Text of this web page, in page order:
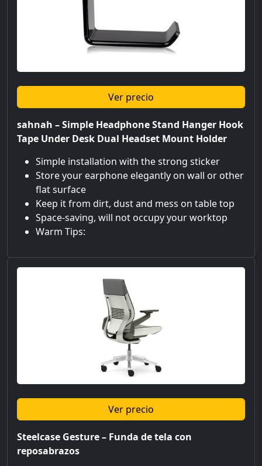
Ver precio
sahnah – Simple Headphone Stand Hanger Hook
Tape Under Desk Dual Headset Mount Holder
Simple installation with the strong sticker
Store your earphone elegantly on wall or other
flat surface
Keep it from dirt, dust and mess on table top
Space-saving, will not occupy your worktop
Warm Tips:
Ver precio
Steelcase Gesture – Funda de tela con
reposabrazos